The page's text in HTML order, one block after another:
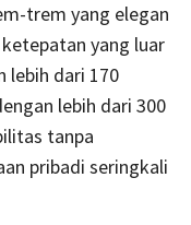
trem yang elegan
yang luar
lebih dari 170
lebih dari 300
tanpa
pribadi seringkali